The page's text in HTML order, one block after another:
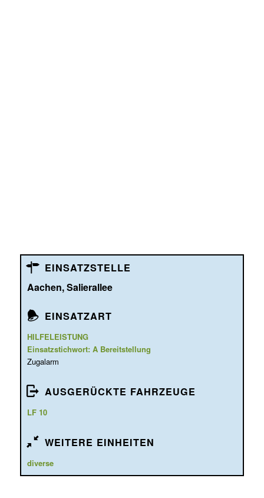
EINSATZSTELLE
Aachen, Salierallee
EINSATZART
HILFELEISTUNG
Einsatzstichwort: A Bereitstellung
Zugalarm
AUSGERÜCKTE FAHRZEUGE
LF 10
WEITERE EINHEITEN
diverse